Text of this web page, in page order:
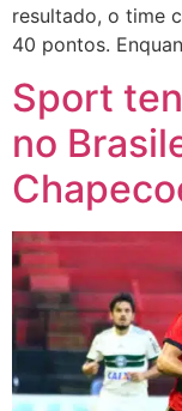
resultado, o time
40 pontos.
Sport
no